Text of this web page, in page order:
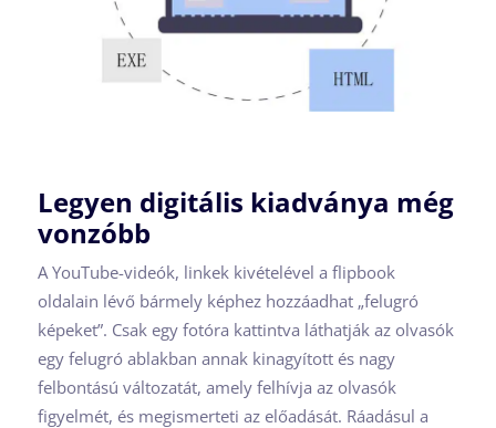
Legyen digitális kiadványa még
vonzóbb
A YouTube-videók, linkek kivételével a flipbook
oldalain lévő bármely képhez hozzáadhat „felugró
képeket”. Csak egy fotóra kattintva láthatják az olvasók
egy felugró ablakban annak kinagyított és nagy
felbontású változatát, amely felhívja az olvasók
figyelmét, és megismerteti az előadását. Ráadásul a